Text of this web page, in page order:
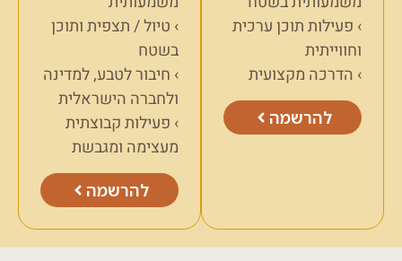
› פעילות תוכן ערכית
וחווייתית
› הדרכה מקצועית
להרשמה
› טיול / תצפית ותוכן
בשטח
› חיבור לטבע, למדינה
ולחברה הישראלית
› פעילות קבוצתית
מעצימה ומגבשת
להרשמה